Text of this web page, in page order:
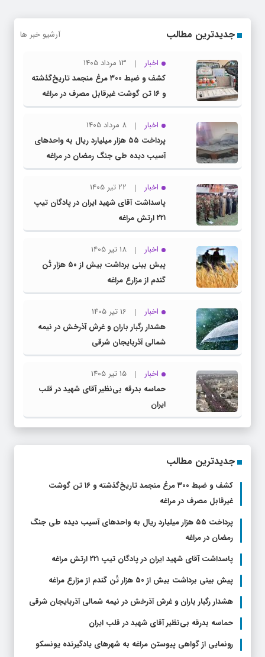
جدیدترین مطالب آرشیو خبر ها
اخبار
13 مرداد 1405
کشف و ضبط ۳۰۰ مرغ منجمد تاریخ‌گذشته
و ۱۶ تن گوشت غیرقابل مصرف در مراغه
اخبار
8 مرداد 1405
پرداخت ۵۵ هزار میلیارد ریال به واحد‌های
آسیب‌ دیده طی جنگ رمضان در مراغه
اخبار
22 تیر 1405
پاسداشت آقای شهید ایران در پادگان تیپ
۲۲۱ ارتش مراغه
اخبار
18 تیر 1405
پیش بینی برداشت بیش از ۵۰ هزار تُن
گندم از مزارع مراغه
اخبار
16 تیر 1405
هشدار رگبار باران و غرش آذرخش در نیمه
شمالی آذربایجان شرقی
اخبار
15 تیر 1405
حماسه بدرقه بی‌نظیر آقای شهید در قلب
ایران
جدیدترین مطالب
کشف و ضبط ۳۰۰ مرغ منجمد تاریخ‌گذشته و ۱۶ تن گوشت
غیرقابل مصرف در مراغه
پرداخت ۵۵ هزار میلیارد ریال به واحد‌های آسیب‌ دیده طی جنگ
رمضان در مراغه
پاسداشت آقای شهید ایران در پادگان تیپ ۲۲۱ ارتش مراغه
پیش بینی برداشت بیش از ۵۰ هزار تُن گندم از مزارع مراغه
هشدار رگبار باران و غرش آذرخش در نیمه شمالی آذربایجان شرقی
حماسه بدرقه بی‌نظیر آقای شهید در قلب ایران
رونمایی از گواهی پیوستن مراغه به شهر‌های یادگیرنده یونسکو